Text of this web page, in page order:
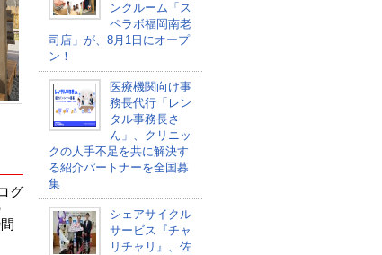
グ
ンクルーム「ス
ペラボ福岡南老
司店」が、8月1日にオープ
ン！
医療機関向け事
務長代行「レン
タル事務長さ
ん」、クリニッ
クの人手不足を共に解決す
る紹介パートナーを全国募
集
シェアサイクル
サービス『チャ
リチャリ』、佐